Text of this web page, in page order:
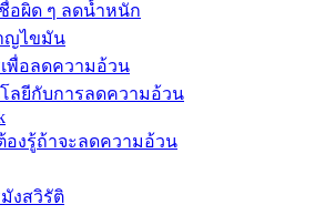
อผิด ๆ ลดน้ำหนัก
ญไขมัน
พื่อลดความอ้วน
ลยีกับการลดความอ้วน
องรู้ถ้าจะลดความอ้วน
งสวิรัติ